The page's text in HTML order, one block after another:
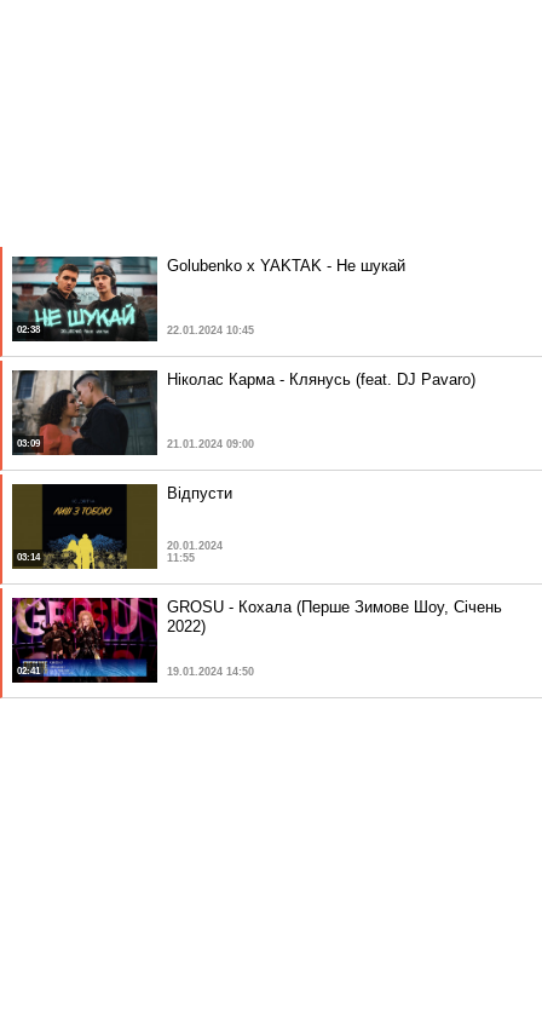
02:38
Golubenko x YAKTAK - Не шукай
22.01.2024 10:45
03:09
Ніколас Карма - Клянусь (feat. DJ Pavaro)
21.01.2024 09:00
03:14
Відпусти
20.01.2024
11:55
02:41
GROSU - Кохала (Перше Зимове Шоу, Січень
2022)
19.01.2024 14:50